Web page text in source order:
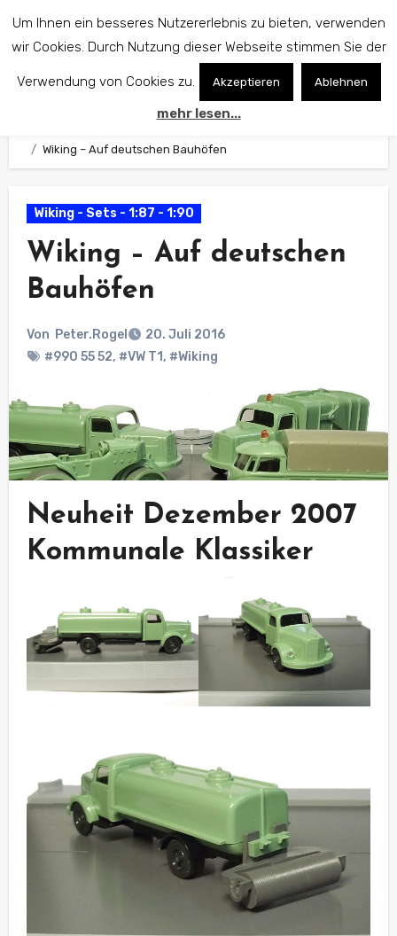
Wiking – Auf deutschen Bauhöfen
Wiking - Sets - 1:87 - 1:90
Wiking – Auf deutschen
Bauhöfen
Von Peter.Rogel
20. Juli 2016
#990 55 52, #VW T1, #Wiking
Neuheit Dezember 2007
Kommunale Klassiker
Um Ihnen ein besseres Nutzererlebnis zu bieten, verwenden
wir Cookies. Durch Nutzung dieser Webseite stimmen Sie der
Verwendung von Cookies zu. Akzeptieren Ablehnen
mehr lesen...